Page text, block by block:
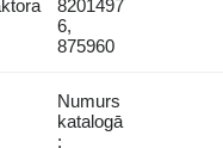
8201497
6,
875960
Numurs
katalogā
: